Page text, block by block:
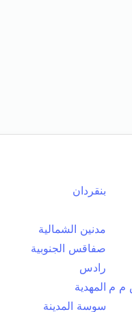
بنقردان
مدنين الشمالية
صفاقس الجنوبية
رادس
المهدية
سوسة المدينة